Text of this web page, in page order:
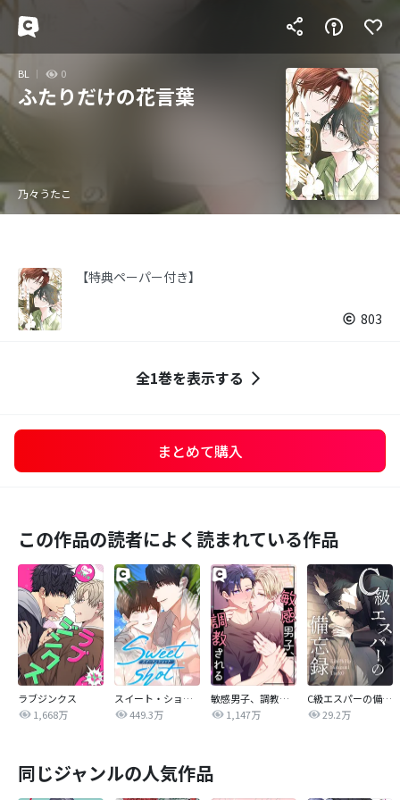
BL 0
ふたりだけの花言葉
乃々うたこ
【特典ペーパー付き】
803
全1巻を表示する
まとめて購入
この作品の読者によく読まれている作品
ラブジンクス
1,668万
スイート・ショット
449.3万
敏感男子、調教される
1,147万
C級エスパーの備忘録
29.2万
同じジャンルの人気作品